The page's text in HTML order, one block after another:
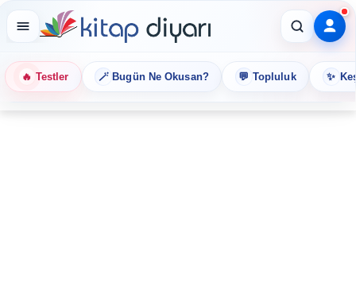
🔥 Testler 🪄 Bugün Ne Okusan? 💬 Topluluk ✨